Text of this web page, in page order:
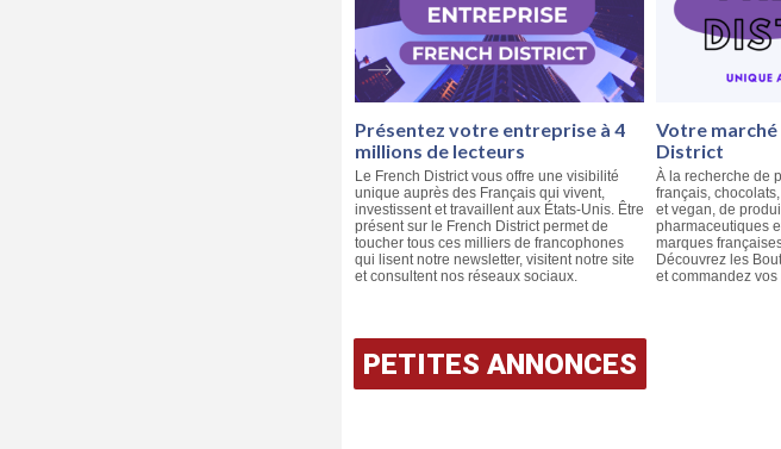
Présentez votre entreprise à 4
millions de lecteurs
Le French District vous offre une visibilité
unique auprès des Français qui vivent,
investissent et travaillent aux États-Unis. Être
présent sur le French District permet de
toucher tous ces milliers de francophones
qui lisent notre newsletter, visitent notre site
et consultent nos réseaux sociaux.
Votre marché
District
À la recherche de
français,
et vegan, de
pharmaceutiques
marques
Découvrez les
et commandez
PETITES ANNONCES